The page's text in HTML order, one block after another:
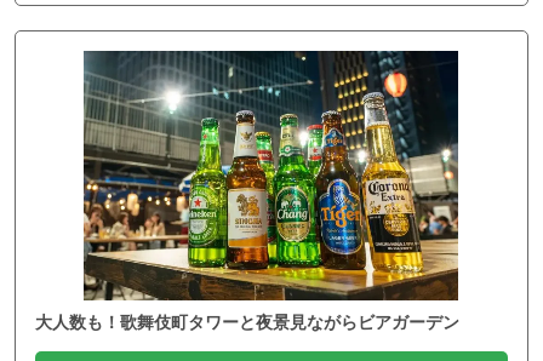
大人数も！歌舞伎町タワーと夜景見ながらビアガーデン